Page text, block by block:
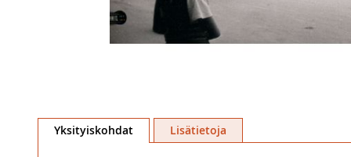
to Yksityiskohdat Lisätietoja